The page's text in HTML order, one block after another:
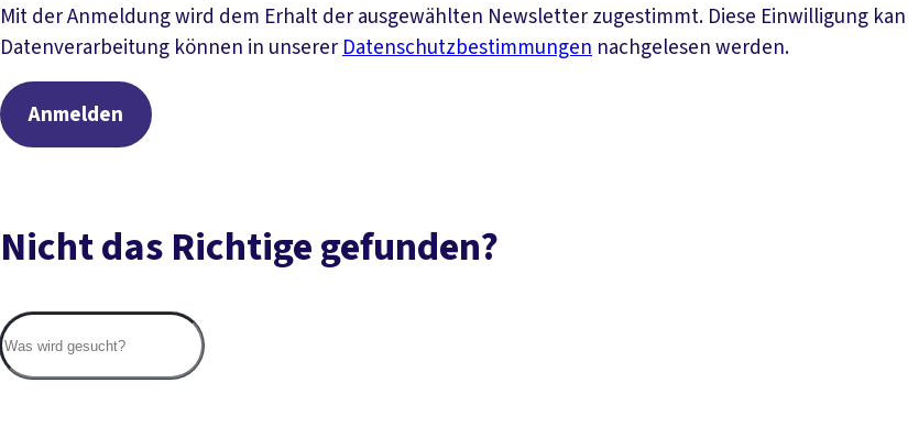
Mit der Anmeldung wird dem Erhalt der ausgewählten Newsletter zugestimmt. Diese Einwilligung
Datenverarbeitung können in unsererDatenschutzbestimmungen nachgelesen werden.
Anmelden
Nicht das Richtige gefunden?